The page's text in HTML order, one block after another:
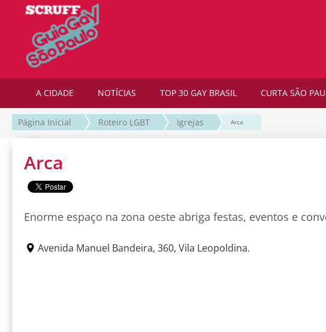
A CIDADE NOTÍCIAS TOP 30 GAY BRASIL CURTA SÃO
Página Inicial Roteiro LGBT Igrejas Arca
Arca
Enorme espaço na zona oeste abriga festas, eventos e
Avenida Manuel Bandeira, 360, Vila Leopoldina.